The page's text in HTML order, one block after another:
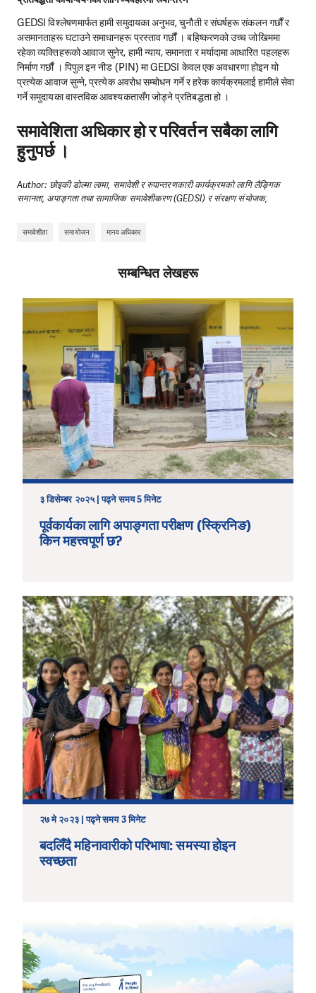
GEDSI विश्लेषणमार्फत हामी समुदायका अनुभव, चुनौती र संघर्षहरू संकलन गर्छौं र
असमानताहरू घटाउने समाधानहरू प्रस्ताव गर्छौं । बहिष्करणको उच्च जोखिममा
रहेका व्यक्तिहरूको आवाज सुनेर, हामी न्याय, समानता र मर्यादामा आधारित पहलहरू
निर्माण गर्छौं । पिपुल इन नीड (PIN) मा GEDSI केवल एक अवधारणा होइन यो
प्रत्येक आवाज सुन्ने, प्रत्येक अवरोध सम्बोधन गर्ने र हरेक कार्यक्रमलाई हामीले सेवा
गर्ने समुदायका वास्तविक आवश्यकतासँग जोड्ने प्रतिबद्धता हो ।
समावेशिता अधिकार हो र परिवर्तन सबैका लागि
हुनुपर्छ ।
Author: छोइकी डोल्मा लामा, समावेशी र रुपान्तरणकारी कार्यक्रमको लागि लैङ्गिक
समानता, अपाङ्गता तथा सामाजिक समावेशीकरण (GEDSI) र संरक्षण संयोजक,
समावेशीता समायोजन मानव अधिकार
सम्बन्धित लेखहरू
३ डिसेम्बर २०२५ | पढ्ने समय 5 मिनेट
पूर्वकार्यका लागि अपाङ्गता परीक्षण (स्क्रिनिङ)
किन महत्त्वपूर्ण छ?
२७ मे २०२३ | पढ्ने समय 3 मिनेट
बदलिँदै महिनावारीको परिभाषा: समस्या होइन
स्वच्छता